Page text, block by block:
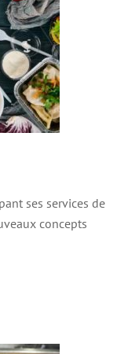
ses services de
concepts